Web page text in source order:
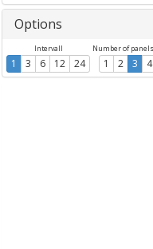
Options
Intervall
1 3 6 12 24
Number of
1 2 3 4